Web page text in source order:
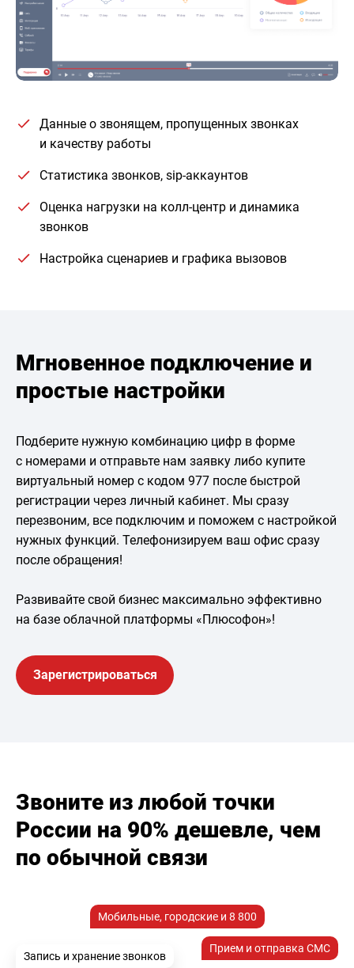
Данные о звонящем, пропущенных звонках
и качеству работы
Статистика звонков, sip-аккаунтов
Оценка нагрузки на колл-центр и динамика
звонков
Настройка сценариев и графика вызовов
Мгновенное подключение и
простые настройки
Подберите нужную комбинацию цифр в форме
с номерами и отправьте нам заявку либо купите
виртуальный номер с кодом 977 после быстрой
регистрации через личный кабинет. Мы сразу
перезвоним, все подключим и поможем с настройкой
нужных функций. Телефонизируем ваш офис сразу
после обращения!
Развивайте свой бизнес максимально эффективно
на базе облачной платформы «Плюсофон»!
Зарегистрироваться
Звоните из любой точки
России на 90% дешевле, чем
по обычной связи
Мобильные, городские и 8 800
Прием и отправка СМС
Запись и хранение звонков